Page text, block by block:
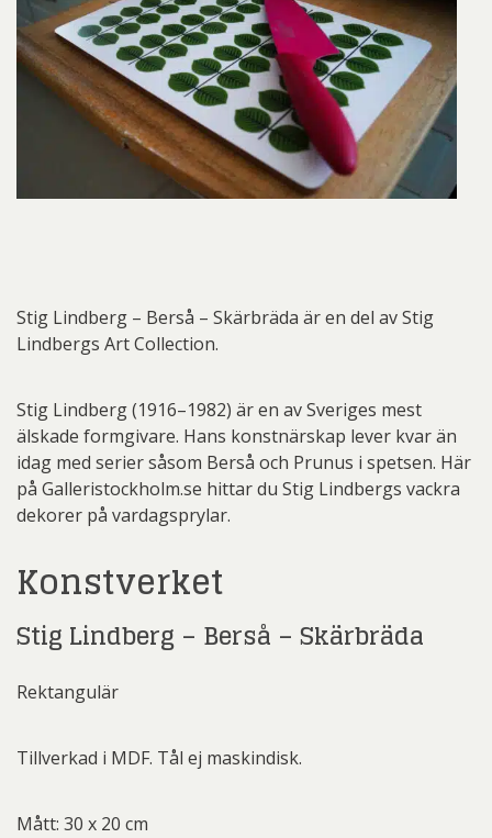
Stig Lindberg – Berså – Skärbräda är en del av Stig
Lindbergs Art Collection.
Stig Lindberg (1916–1982) är en av Sveriges mest
älskade formgivare. Hans konstnärskap lever kvar än
idag med serier såsom Berså och Prunus i spetsen. Här
på Galleristockholm.se hittar du Stig Lindbergs vackra
dekorer på vardagsprylar.
Konstverket
Stig Lindberg – Berså – Skärbräda
Rektangulär
Tillverkad i MDF. Tål ej maskindisk.
Mått: 30 x 20 cm